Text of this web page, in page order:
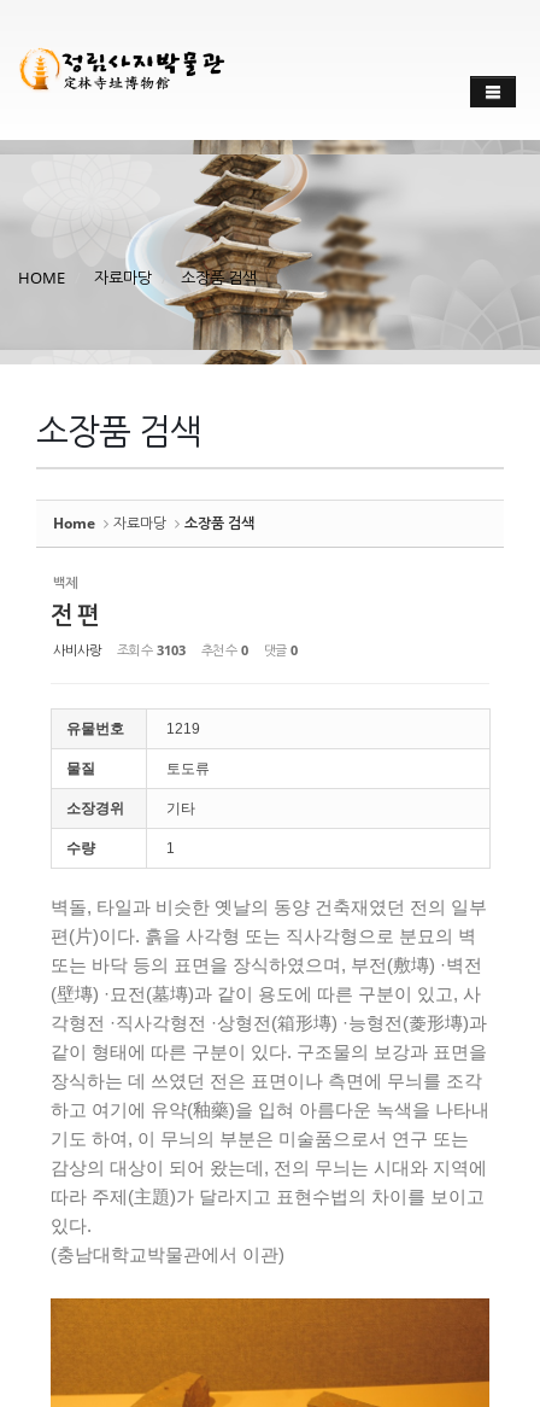
HOME 자료마당 소장품 검색
소장품 검색
Home 자료마당 소장품 검색
백제
전 편
사비사랑 조회 수 3103 추천 수 0 댓글 0
유물번호 1219
물질 토도류
소장경위 기타
수량 1
벽돌, 타일과 비슷한 옛날의 동양 건축재였던 전의 일부
편(片)이다. 흙을 사각형 또는 직사각형으로 분묘의 벽
또는 바닥 등의 표면을 장식하였으며, 부전(敷塼) ·벽전
(壁塼) ·묘전(墓塼)과 같이 용도에 따른 구분이 있고, 사
각형전 ·직사각형전 ·상형전(箱形塼) ·능형전(菱形塼)과
같이 형태에 따른 구분이 있다. 구조물의 보강과 표면을
장식하는 데 쓰였던 전은 표면이나 측면에 무늬를 조각
하고 여기에 유약(釉藥)을 입혀 아름다운 녹색을 나타내
기도 하여, 이 무늬의 부분은 미술품으로서 연구 또는
감상의 대상이 되어 왔는데, 전의 무늬는 시대와 지역에
따라 주제(主題)가 달라지고 표현수법의 차이를 보이고
있다.
(충남대학교박물관에서 이관)
스케치북5
스케치북5